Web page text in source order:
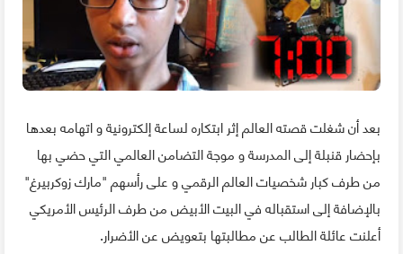
بعد أن شغلت قصته العالم إثر ابتكاره لساعة إلكترونية و اتهامه بعدها
بإحضار قنبلة إلى المدرسة و موجة التضامن العالمي التي حضي بها
من طرف كبار شخصيات العالم الرقمي و على رأسهم "مارك زوكربيرغ"
بالإضافة إلى استقباله في البيت الأبيض من طرف الرئيس الأمريكي
أعلنت عائلة الطالب عن مطالبتها بتعويض عن الأضرار.